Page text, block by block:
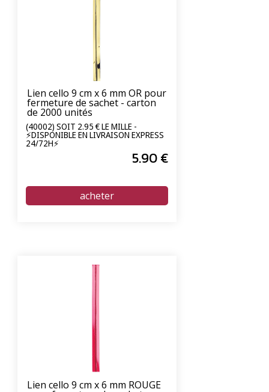
Lien cello 9 cm x 6 mm OR pour
fermeture de sachet - carton
de 2000 unités
(40002) SOIT 2.95 € LE MILLE -
⚡DISPONIBLE EN LIVRAISON EXPRESS
24/72H⚡
5.90€
Lien cello 9 cm x 6 mm ROUGE